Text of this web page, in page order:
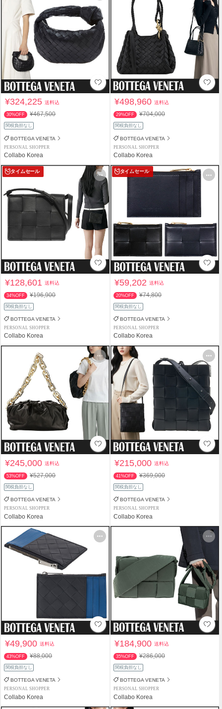
¥324,225送料込
30%OFF ¥467,500
関税負担なし
BOTTEGA VENETA
PERSONAL SHOPPER
Collabo Korea
¥498,960送料込
29%OFF ¥704,000
関税負担なし
BOTTEGA VENETA
PERSONAL SHOPPER
Collabo Korea
タイムセール
¥128,601送料込
34%OFF ¥196,900
関税負担なし
BOTTEGA VENETA
PERSONAL SHOPPER
Collabo Korea
タイムセール
¥59,202送料込
20%OFF ¥74,800
関税負担なし
BOTTEGA VENETA
PERSONAL SHOPPER
Collabo Korea
¥245,000送料込
53%OFF ¥527,000
関税負担なし
BOTTEGA VENETA
PERSONAL SHOPPER
Collabo Korea
¥215,000送料込
41%OFF ¥369,000
関税負担なし
BOTTEGA VENETA
PERSONAL SHOPPER
Collabo Korea
¥49,900送料込
43%OFF ¥88,000
関税負担なし
BOTTEGA VENETA
PERSONAL SHOPPER
Collabo Korea
¥184,900送料込
35%OFF ¥286,000
関税負担なし
BOTTEGA VENETA
PERSONAL SHOPPER
Collabo Korea